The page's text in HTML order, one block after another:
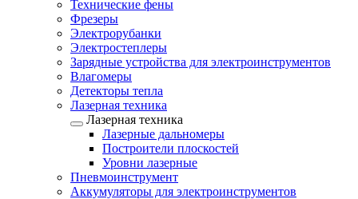
Технические фены
Фрезеры
Электрорубанки
Электростеплеры
Зарядные устройства для электроинструментов
Влагомеры
Детекторы тепла
Лазерная техника
Лазерная техника
Лазерные дальномеры
Построители плоскостей
Уровни лазерные
Пневмоинструмент
Аккумуляторы для электроинструментов